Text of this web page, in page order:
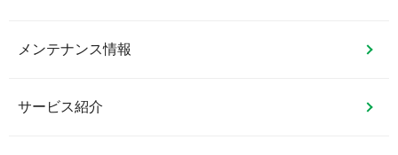
メンテナンス情報
サービス紹介